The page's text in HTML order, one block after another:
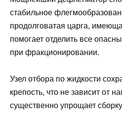
стабильное
продолговатая царга,
помогает отделить все
при фракционировании.
Узел отбора по жидкости
крепость, что не зависит от
существенно упрощает сборку